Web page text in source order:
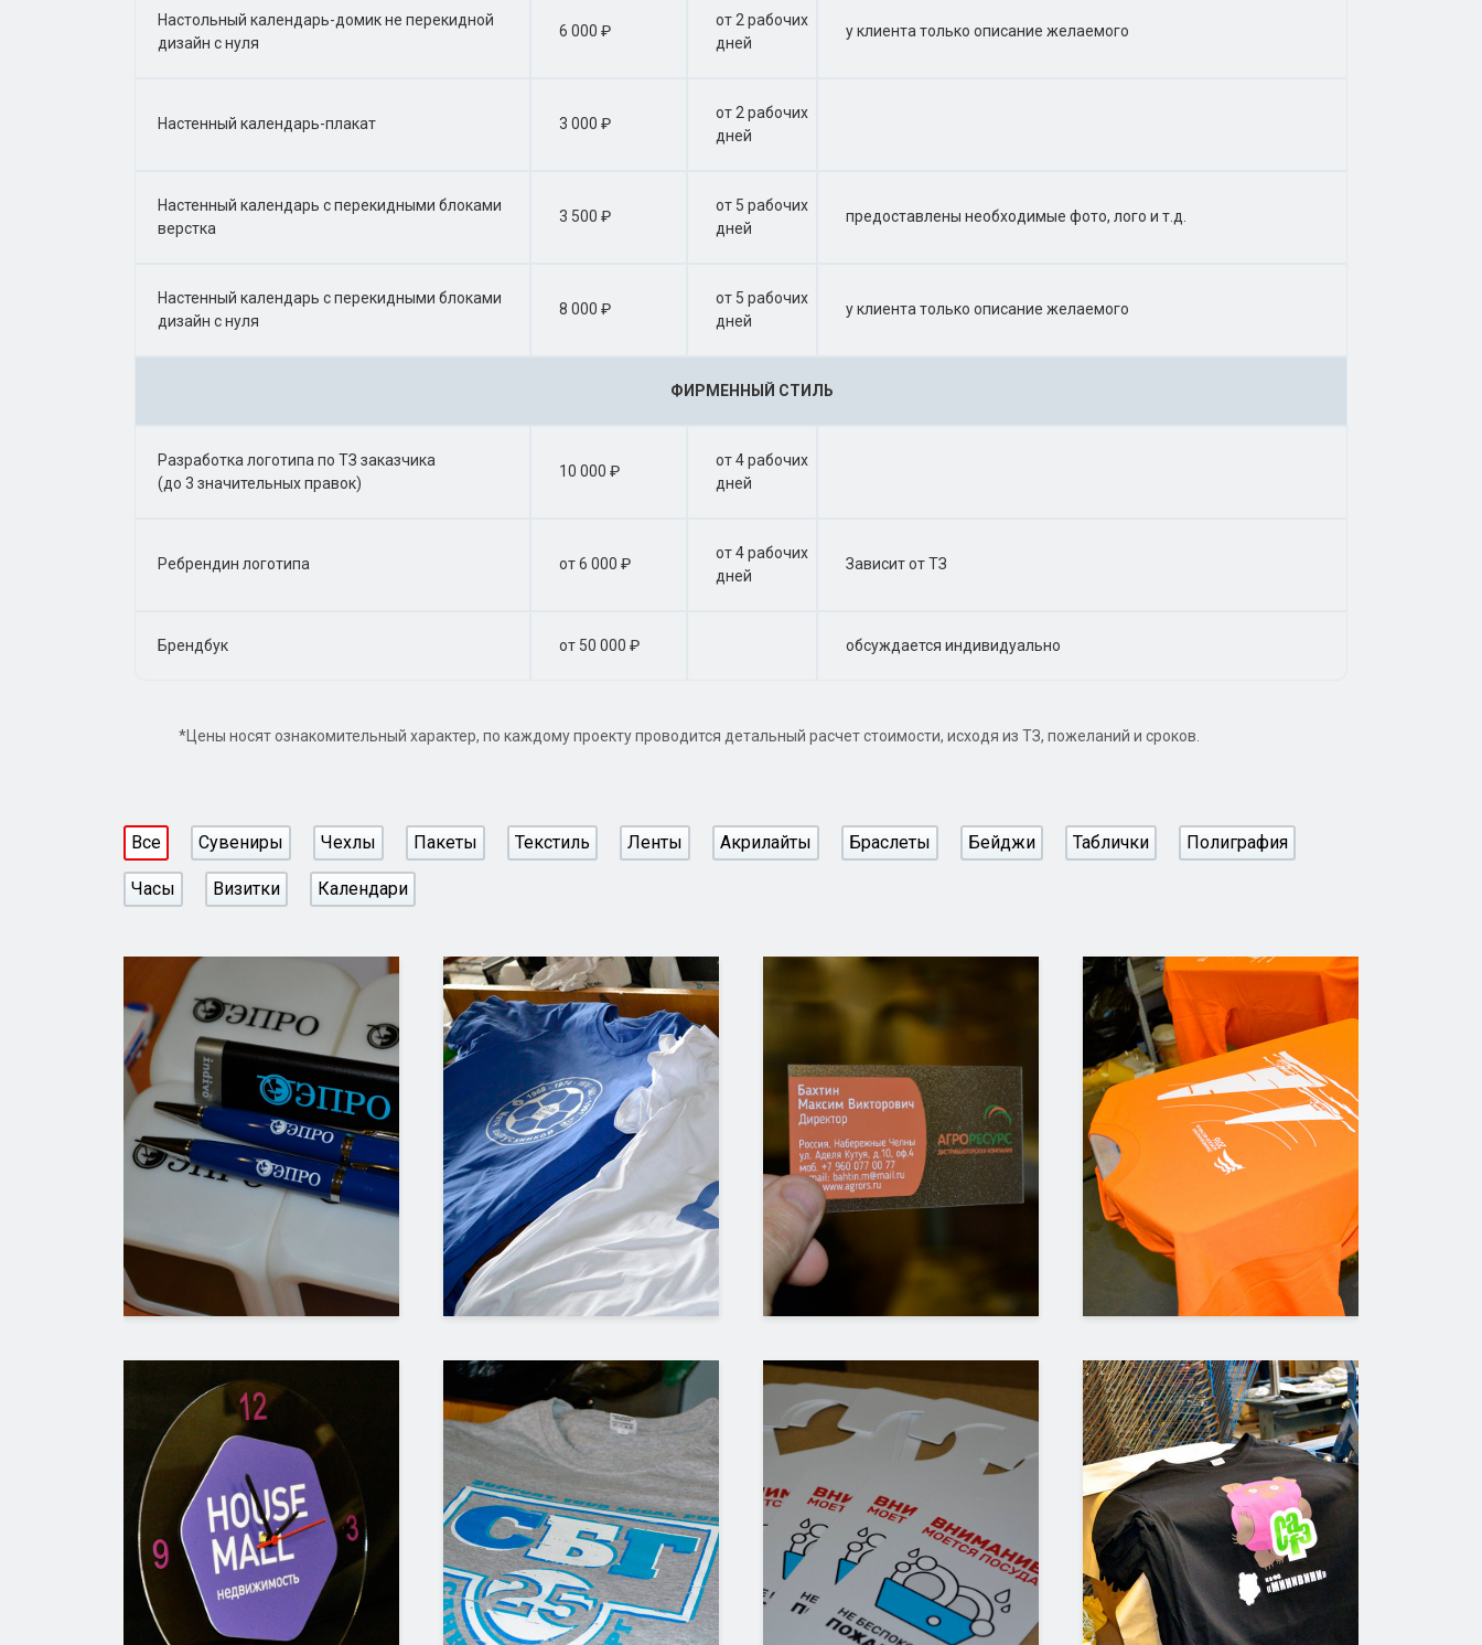
Настольный календарь-домик не перекидной
дизайн с нуля
6 000 ₽
от 2 рабочих
дней
у клиента только описание желаемого
Настенный календарь-плакат 3 000 ₽
от 2 рабочих
дней
Настенный календарь с перекидными блоками
верстка
3 500 ₽
от 5 рабочих
дней
предоставлены необходимые фото, лого и т.д.
Настенный календарь с перекидными блоками
дизайн с нуля
8 000 ₽
от 5 рабочих
дней
у клиента только описание желаемого
ФИРМЕННЫЙ СТИЛЬ
Разработка логотипа по ТЗ заказчика
(до 3 значительных правок)
10 000 ₽
от 4 рабочих
дней
Ребрендин логотипа от 6 000 ₽
от 4 рабочих
дней
Зависит от ТЗ
Брендбук от 50 000 ₽ обсуждается индивидуально
*Цены носят ознакомительный характер, по каждому проекту проводится детальный расчет стоимости, исходя из ТЗ, пожеланий и сроков.
Все Сувениры Чехлы Пакеты Текстиль Ленты Акрилайты Браслеты Бейджи Таблички Полиграфия
Часы Визитки Календари